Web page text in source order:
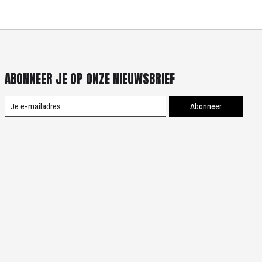
ABONNEER JE OP ONZE NIEUWSBRIEF
Abonneer